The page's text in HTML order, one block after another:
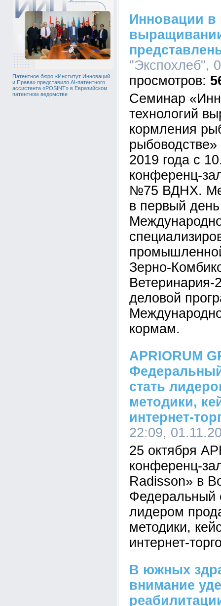
Патентное бюро «Институт Инноваций
и Права» представило AI-патентного
ассистента «POSINT» в Евразийском
патентном ведомстве
Инновации в
"Экспохлеб",
Семинар
технологий
кормления
рыбоводстве»
2019 года с
конференц-
№75 ВДНХ.
в первый
Зерно-
Ветеринария-
деловой
кормам.
APRIORUM
стать
методики,
интернет-
22:09,
25 октября
конференц-
Radisson» в
Федеральный
лидером
методики,
интернет-
В южных
внимание